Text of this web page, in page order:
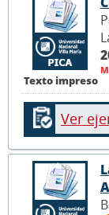
Texto impreso
Ver